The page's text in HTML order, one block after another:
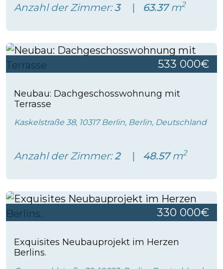
Anzahl der Zimmer:3 63.37m2
533 000€
Neubau: Dachgeschosswohnung mit
Terrasse
Kaskelstraße 38, 10317 Berlin, Berlin, Deutschland
Anzahl der Zimmer:2 48.57m2
330 000€
Exquisites Neubauprojekt im Herzen
Berlins.